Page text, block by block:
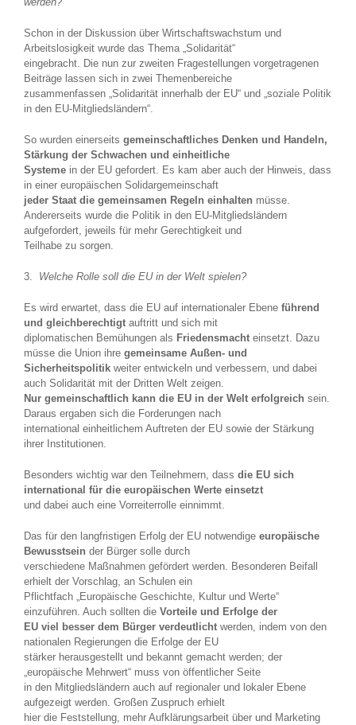
Schon in der Diskussion über Wirtschaftswachstum und
Arbeitslosigkeit wurde das Thema „Solidarität“
eingebracht. Die nun zur zweiten Fragestellungen vorgetragenen
Beiträge lassen sich in zwei Themenbereiche
zusammenfassen „Solidarität innerhalb der EU“ und „soziale Politik
in den EU-Mitgliedsländern“.
So wurden einerseits gemeinschaftliches Denken und Handeln,
Stärkung der Schwachen und einheitliche
Systeme in der EU gefordert. Es kam aber auch der Hinweis, dass
in einer europäischen Solidargemeinschaft
jeder Staat die gemeinsamen Regeln einhalten müsse.
Andererseits wurde die Politik in den EU-Mitgliedsländern
aufgefordert, jeweils für mehr Gerechtigkeit und
Teilhabe zu sorgen.
3. Welche Rolle soll die EU in der Welt spielen?
Es wird erwartet, dass die EU auf internationaler Ebene führend
und gleichberechtigt auftritt und sich mit
diplomatischen Bemühungen als Friedensmacht einsetzt. Dazu
müsse die Union ihre gemeinsame Außen- und
Sicherheitspolitik weiter entwickeln und verbessern, und dabei
auch Solidarität mit der Dritten Welt zeigen.
Nur gemeinschaftlich kann die EU in der Welt erfolgreich sein.
Daraus ergaben sich die Forderungen nach
international einheitlichem Auftreten der EU sowie der Stärkung
ihrer Institutionen.
Besonders wichtig war den Teilnehmern, dass die EU sich
international für die europäischen Werte einsetzt
und dabei auch eine Vorreiterrolle einnimmt.
Das für den langfristigen Erfolg der EU notwendige europäische
Bewusstsein der Bürger solle durch
verschiedene Maßnahmen gefördert werden. Besonderen Beifall
erhielt der Vorschlag, an Schulen ein
Pflichtfach „Europäische Geschichte, Kultur und Werte“
einzuführen. Auch sollten die Vorteile und Erfolge der
EU viel besser dem Bürger verdeutlicht werden, indem von den
nationalen Regierungen die Erfolge der EU
stärker herausgestellt und bekannt gemacht werden; der
„europäische Mehrwert“ muss von öffentlicher Seite
in den Mitgliedsländern auch auf regionaler und lokaler Ebene
aufgezeigt werden. Großen Zuspruch erhielt
hier die Feststellung, mehr Aufklärungsarbeit über und Marketing